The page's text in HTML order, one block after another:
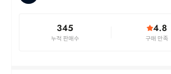
345
누적 판매수
4.8
구매 만족